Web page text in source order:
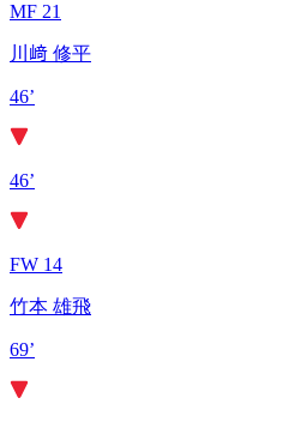
MF 21
川﨑 修平
46’
46’
FW 14
竹本 雄飛
69’